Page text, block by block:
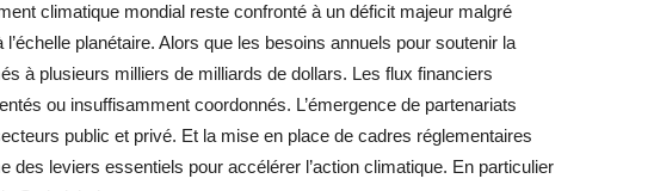
climatique mondial reste confronté à un déficit majeur malgré
l’échelle planétaire. Alors que les besoins annuels pour soutenir la
à plusieurs milliers de milliards de dollars. Les flux financiers
ou insuffisamment coordonnés. L’émergence de partenariats
public et privé. Et la mise en place de cadres réglementaires
des leviers essentiels pour accélérer l’action climatique. En particulier